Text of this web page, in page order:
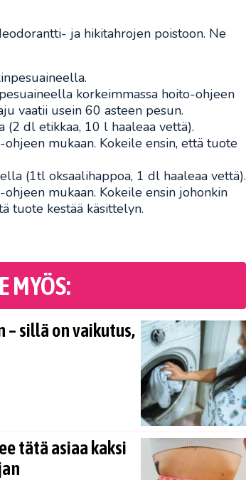
ja hikitahrojen poistoon. Ne
korkeimmassa hoito-ohjeen
vaatii usein 60 asteen pesun.
(2 dl etikkaa, 10 l haaleaa vettä).
mukaan. Kokeile ensin, että tuote
(1tl oksaalihappoa, 1 dl haaleaa vettä).
mukaan. Kokeile ensin johonkin
tuote kestää käsittelyn.
MYÖS:
– sillä on vaikutus,
tätä asiaa kaksi